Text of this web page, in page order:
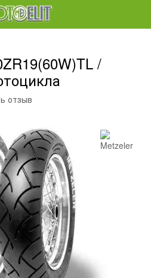
/
отзыв